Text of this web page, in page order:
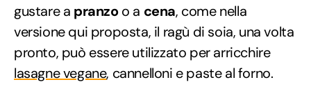
gustare a pranzoo a cena, come nella
versione qui proposta, il ragù di soia, una volta
pronto, può essere utilizzato per arricchire
lasagne vegane, cannelloni e paste al forno.